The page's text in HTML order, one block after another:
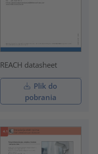
REACH datasheet
Plik do
pobrania